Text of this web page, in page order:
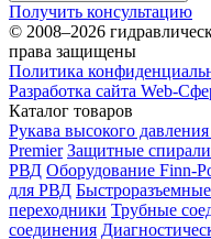
Получить консультацию
© 2008–2026
права защищены
Политика
Разработка сайта Web-
Каталог товаров
Рукава высокого
Premier Защитные
РВД Оборудование Finn-
для РВД
переходники Трубные
соединения